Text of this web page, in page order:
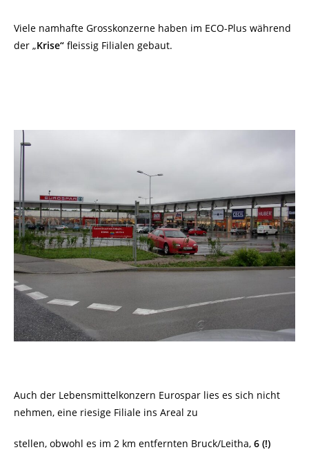
Viele namhafte Grosskonzerne haben im ECO-Plus während
der „Krise“ fleissig Filialen gebaut.
Auch der Lebensmittelkonzern Eurospar lies es sich nicht
nehmen, eine riesige Filiale ins Areal zu
stellen, obwohl es im 2 km entfernten Bruck/Leitha, 6 (!)